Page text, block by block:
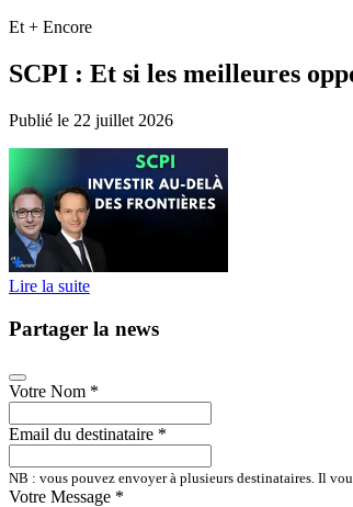
Et + Encore
SCPI : Et si les meilleures
Publié le 22 juillet 2026
Lire la suite
Partager la news
Votre Nom *
Email du destinataire *
NB : vous pouvez envoyer à plusieurs destinataires. Il
Votre Message *